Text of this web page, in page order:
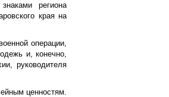
региона
края на
операции,
и, конечно,
руководителя
ценностям.